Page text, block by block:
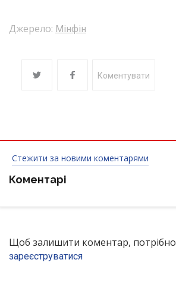
Джерело: Мінфін
Коментувати
Стежити за новими коментарями
Коментарі
Щоб залишити коментар, потрібно
зареєструватися